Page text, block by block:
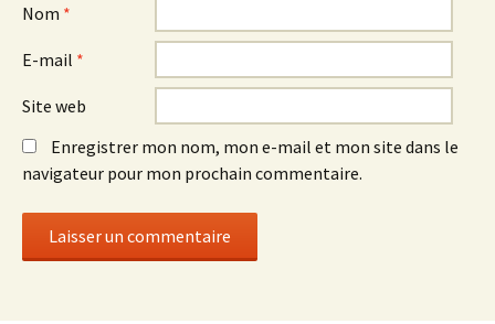
Nom *
E-mail *
Site web
Enregistrer mon nom, mon e-mail et mon site dans le
navigateur pour mon prochain commentaire.